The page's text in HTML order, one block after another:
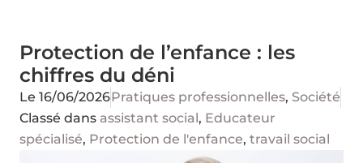
Protection de l’enfance : les
chiffres du déni
Le 16/06/2026Pratiques professionnelles, Société
Classé dans assistant social, Educateur
spécialisé, Protection de l'enfance, travail social